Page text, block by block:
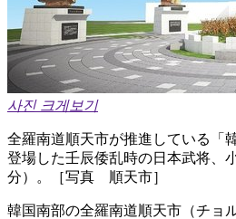
사진 크게보기
全羅南道順天市が推進している「
登場した壬辰倭乱時の日本武将、
分）。［写真 順天市］
韓国南部の全羅南道順天市（チョ